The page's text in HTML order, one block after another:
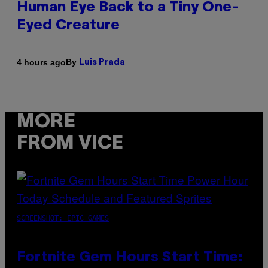
Human Eye Back to a Tiny One-
Eyed Creature
4 hours agoBy Luis Prada
MORE
FROM VICE
SCREENSHOT: EPIC GAMES
Fortnite Gem Hours Start Time: